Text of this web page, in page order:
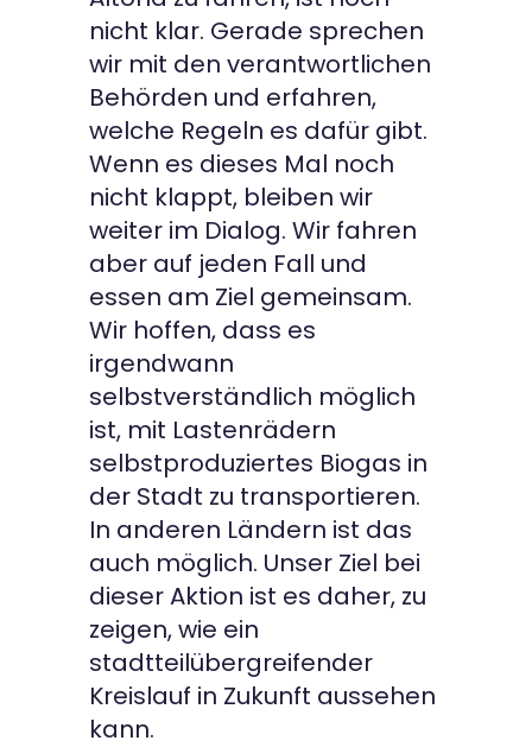
nicht klar. Gerade sprechen
wir mit den verantwortlichen
Behörden und erfahren,
welche Regeln es dafür gibt.
Wenn es dieses Mal noch
nicht klappt, bleiben wir
weiter im Dialog. Wir fahren
aber auf jeden Fall und
essen am Ziel gemeinsam.
Wir hoffen, dass es
irgendwann
selbstverständlich möglich
ist, mit Lastenrädern
selbstproduziertes Biogas in
der Stadt zu transportieren.
In anderen Ländern ist das
auch möglich. Unser Ziel bei
dieser Aktion ist es daher, zu
zeigen, wie ein
stadtteilübergreifender
Kreislauf in Zukunft aussehen
kann.